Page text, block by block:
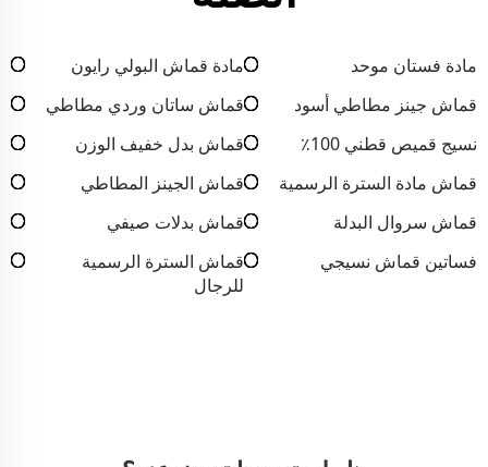
مادة فستان موحد
مادة قماش البولي رايون
قماش جينز مطاطي أسود
قماش ساتان وردي مطاطي
نسيج قميص قطني 100٪
قماش بدل خفيف الوزن
قماش مادة السترة الرسمية
قماش الجينز المطاطي
قماش سروال البدلة
قماش بدلات صيفي
فساتين قماش نسيجي
قماش السترة الرسمية
للرجال